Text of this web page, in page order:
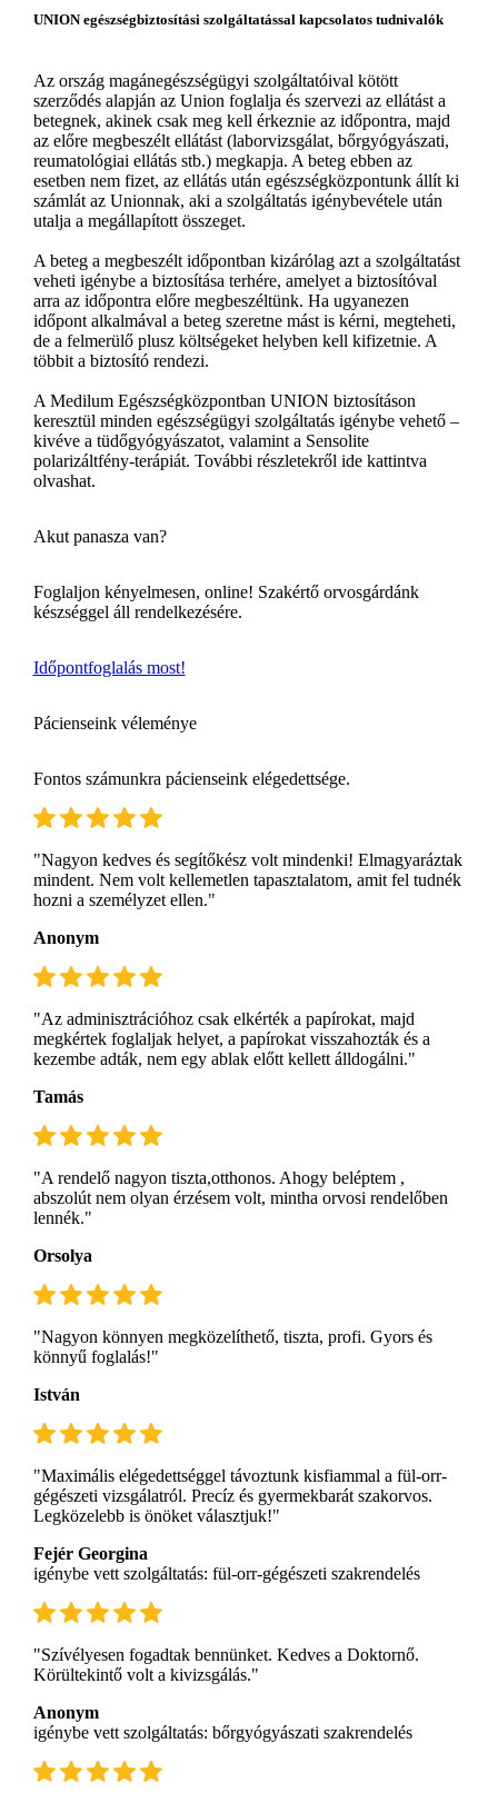
UNION egészségbiztosítási szolgáltatással kapcsolatos tudnivalók
Az ország magánegészségügyi szolgáltatóival kötött
szerződés alapján az Union foglalja és szervezi az ellátást a
betegnek, akinek csak meg kell érkeznie az időpontra, majd
az előre megbeszélt ellátást (laborvizsgálat, bőrgyógyászati,
reumatológiai ellátás stb.) megkapja. A beteg ebben az
esetben nem fizet, az ellátás után egészségközpontunk állít ki
számlát az Unionnak, aki a szolgáltatás igénybevétele után
utalja a megállapított összeget.
A beteg a megbeszélt időpontban kizárólag azt a szolgáltatást
veheti igénybe a biztosítása terhére, amelyet a biztosítóval
arra az időpontra előre megbeszéltünk. Ha ugyanezen
időpont alkalmával a beteg szeretne mást is kérni, megteheti,
de a felmerülő plusz költségeket helyben kell kifizetnie. A
többit a biztosító rendezi.
A Medilum Egészségközpontban UNION biztosításon
keresztül minden egészségügyi szolgáltatás igénybe vehető –
kivéve a tüdőgyógyászatot, valamint a Sensolite
polarizáltfény-terápiát. További részletekről ide kattintva
olvashat.
Akut panasza van?
Foglaljon kényelmesen, online! Szakértő orvosgárdánk
készséggel áll rendelkezésére.
Időpontfoglalás most!
Pácienseink véleménye
Fontos számunkra pácienseink elégedettsége.
"Nagyon kedves és segítőkész volt mindenki! Elmagyaráztak
mindent. Nem volt kellemetlen tapasztalatom, amit fel tudnék
hozni a személyzet ellen."
Anonym
"Az adminisztrációhoz csak elkérték a papírokat, majd
megkértek foglaljak helyet, a papírokat visszahozták és a
kezembe adták, nem egy ablak előtt kellett álldogálni."
Tamás
"A rendelő nagyon tiszta,otthonos. Ahogy beléptem ,
abszolút nem olyan érzésem volt, mintha orvosi rendelőben
lennék."
Orsolya
"Nagyon könnyen megközelíthető, tiszta, profi. Gyors és
könnyű foglalás!"
István
"Maximális elégedettséggel távoztunk kisfiammal a fül-orr-
gégészeti vizsgálatról. Precíz és gyermekbarát szakorvos.
Legközelebb is önöket választjuk!"
Fejér Georgina
igénybe vett szolgáltatás: fül-orr-gégészeti szakrendelés
"Szívélyesen fogadtak bennünket. Kedves a Doktornő.
Körültekintő volt a kivizsgálás."
Anonym
igénybe vett szolgáltatás: bőrgyógyászati szakrendelés